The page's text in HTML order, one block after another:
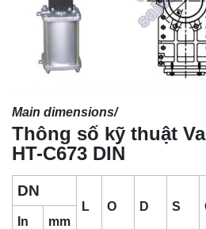
Main dimensions/
Thông số kỹ thuật
HT-C673 DIN
DN
L O D S
In
mm